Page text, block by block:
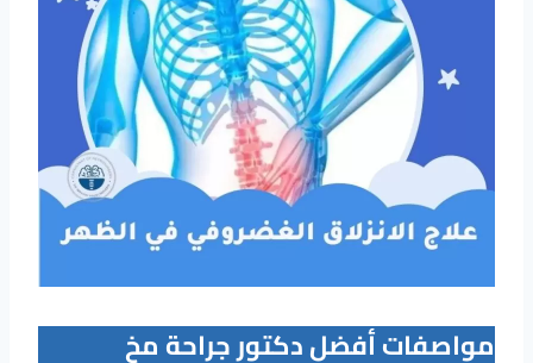
مواصفات أفضل دكتور جراحة مخ